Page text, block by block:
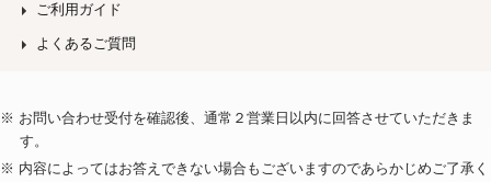
ご利用ガイド
よくあるご質問
※ お問い合わせ受付を確認後、通常２営業日以内に回答させていただきま
す。
※ 内容によってはお答えできない場合もございますのであらかじめご了承く